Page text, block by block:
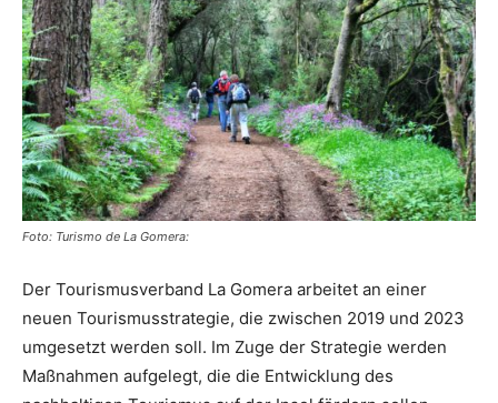
Reiseempfehlungen.
Foto: Turismo de La Gomera:
Der Tourismusverband La Gomera arbeitet an einer
neuen Tourismusstrategie, die zwischen 2019 und 2023
umgesetzt werden soll. Im Zuge der Strategie werden
Maßnahmen aufgelegt, die die Entwicklung des